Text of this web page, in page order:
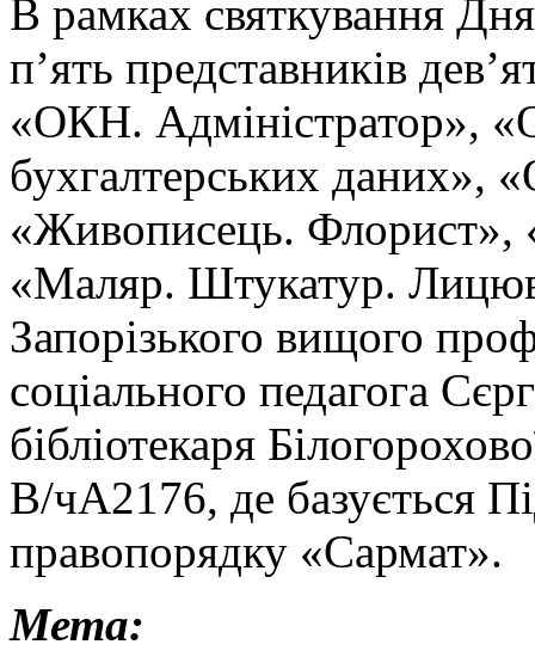
В рамках святкування
п’ять представників
«ОКН. Адміністратор»,
бухгалтерських даних»,
«Живописець. Флорист»,
«Маляр. Штукатур.
Запорізького вищого
соціального педагога
бібліотекаря
В/чА2176, де базується
правопорядку «Сармат».
Мета: